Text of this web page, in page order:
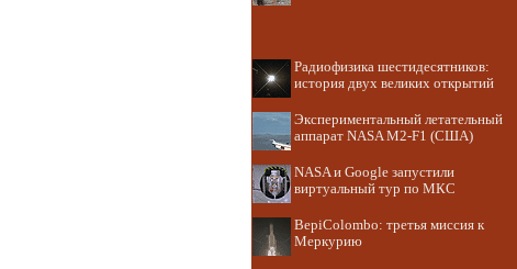
Радиофизика шестидесятников:
история двух великих открытий
Экспериментальный летательный
аппарат NASA M2-F1 (США)
NASA и Google запустили
виртуальный тур по МКС
BepiColombo: третья миссия к
Меркурию